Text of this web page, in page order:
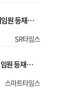
임원 등재…
SR타임스
임원 등재…
스마트타임스